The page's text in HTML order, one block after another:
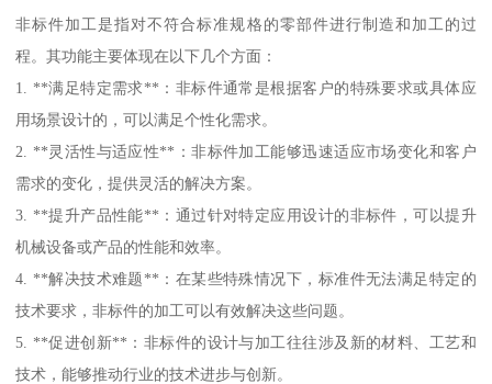
非标件加工是指对不符合标准规格的零部件进行制造和加工的过
程。其功能主要体现在以下几个方面：
1. **满足特定需求**：非标件通常是根据客户的特殊要求或具体应
用场景设计的，可以满足个性化需求。
2. **灵活性与适应性**：非标件加工能够迅速适应市场变化和客户
需求的变化，提供灵活的解决方案。
3. **提升产品性能**：通过针对特定应用设计的非标件，可以提升
机械设备或产品的性能和效率。
4. **解决技术难题**：在某些特殊情况下，标准件无法满足特定的
技术要求，非标件的加工可以有效解决这些问题。
5. **促进创新**：非标件的设计与加工往往涉及新的材料、工艺和
技术，能够推动行业的技术进步与创新。